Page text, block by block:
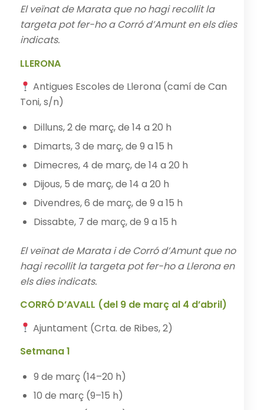
El veïnat de Marata que no hagi recollit la
targeta pot fer-ho a Corró d’Amunt en els dies
indicats.
LLERONA
Antigues Escoles de Llerona (camí de Can
Toni, s/n)
Dilluns, 2 de març, de 14 a 20 h
Dimarts, 3 de març, de 9 a 15 h
Dimecres, 4 de març, de 14 a 20 h
Dijous, 5 de març, de 14 a 20 h
Divendres, 6 de març, de 9 a 15 h
Dissabte, 7 de març, de 9 a 15 h
El veïnat de Marata i de Corró d’Amunt que no
hagi recollit la targeta pot fer-ho a Llerona en
els dies indicats.
CORRÓ D’AVALL (del 9 de març al 4 d’abril)
Ajuntament (Crta. de Ribes, 2)
Setmana 1
9 de març (14–20 h)
10 de març (9–15 h)